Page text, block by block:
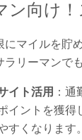
ン向け
にマイルを貯
リーマンで
イト活用 ：
イントを獲
すくなります。